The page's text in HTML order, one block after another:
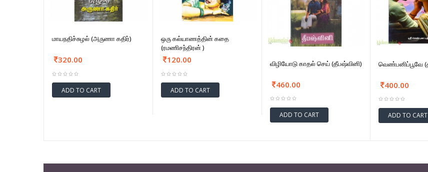
மாயநதிச்சுழல் (அருணா கதிர்)
320.00
ADD TO CART
ஒரு கல்யாணத்தின் கதை
(ரமணிசந்திரன் )
120.00
ADD TO CART
விழியோடு காதல் செய் (தீபஷ்வினி)
460.00
ADD TO CART
வெண்பனிப்பூவே
400.00
ADD TO CART